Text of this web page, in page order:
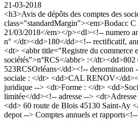
21-03-2018
<h3>Avis de dépôts des comptes des
class="standardMargin"><em>Bodacc
21/03/2018</em></p><dl><!-- numero
n° </dt><dd>180</dd><!-- rectificatif,
<dt> <abbr title="Registre du commerce
sociétés">n°RCS</abbr> :</dt><dd>802
523RCSOrléans</dd><!-- denomination
sociale : </dt> <dd>CAL RENOV</
juridique --> <dt>Forme : </dt>
limitée</dd><!-- adresse -->
<dd> 60 route de Blois 45130 Saint-Ay
depot --> Comptes annuels et